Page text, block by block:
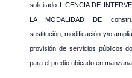
solicitado LICENCIA DE
LA MODALIDAD DE
sustitución, modificación y/o
provisión de servicios públicos
para el predio ubicado en